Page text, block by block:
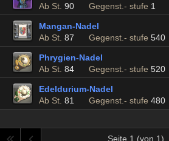
Ab St. 90 Gegenst.- stufe 1
Mangan-Nadel
Ab St. 87 Gegenst.- stufe 540
Phrygien-Nadel
Ab St. 84 Gegenst.- stufe 520
Edeldurium-Nadel
Ab St. 81 Gegenst.- stufe 480
Seite 1 (von 1)